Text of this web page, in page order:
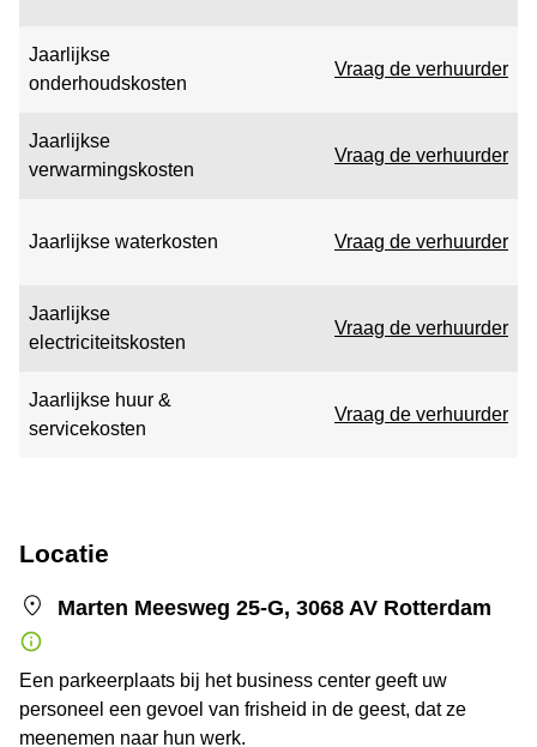
Jaarlijkse
onderhoudskosten
Vraag de verhuurder
Jaarlijkse
verwarmingskosten
Vraag de verhuurder
Jaarlijkse waterkosten Vraag de verhuurder
Jaarlijkse
electriciteitskosten
Vraag de verhuurder
Jaarlijkse huur &
servicekosten
Vraag de verhuurder
Locatie
Marten Meesweg 25-G, 3068 AV Rotterdam
Een parkeerplaats bij het business center geeft uw
personeel een gevoel van frisheid in de geest, dat ze
meenemen naar hun werk.